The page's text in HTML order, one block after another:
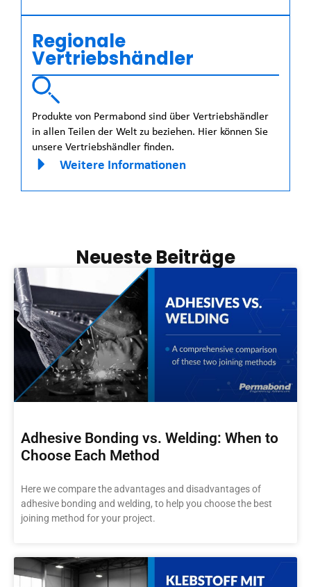
Regionale
Vertriebshändler
Produkte von Permabond sind über Vertriebshändler
in allen Teilen der Welt zu beziehen. Hier können Sie
unsere Vertriebshändler finden.
Weitere Informationen
Neueste Beiträge
Adhesive Bonding vs. Welding: When to
Choose Each Method
Here we compare the advantages and disadvantages of
adhesive bonding and welding, to help you choose the best
joining method for your project.